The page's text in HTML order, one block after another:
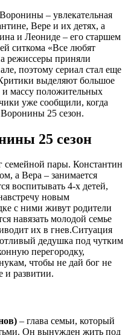
– увлекательная
Вере и их детях, а
и Леониде – его старшем
ситкома «Все любят
режиссеры приняли
поэтому сериал стал еще
выделяют большое
массу положительных
уже сообщили, когда
25 сезон.
25 сезон
семейной пары. Константин
а Вера – занимается
воспитывать 4-х детей,
новым
с ними живут родители
навязать молодой семье
их в гнев.Ситуация
дедушка под чутким
перегородку,
чтобы не дай бог не
и развитии.
– глава семьи, который
Он вынужден жить под